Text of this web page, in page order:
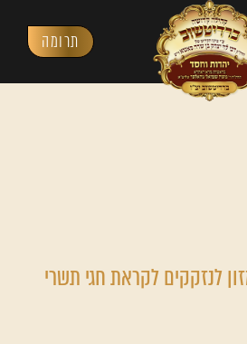
תרומה
לנזקקים לקראת חגי תשרי